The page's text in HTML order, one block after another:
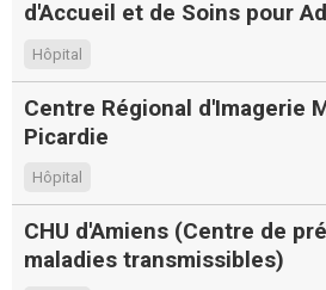
d'Accueil et de Soins pour
Hôpital
Centre Régional d'Imagerie
Picardie
Hôpital
CHU d'Amiens (Centre de
maladies transmissibles)